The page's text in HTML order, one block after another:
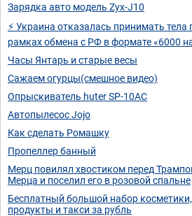
Зарядка авто модель Zyx-J10
⚡ Украина отказалась принимать
рамках обмена с РФ в формате «6000
Часы Янтарь и старые весы
Сажаем огурцы(смешное видео)
Опрыскиватель huter SP-10AC
Автопылесос Jojo
Как сделать Ромашку
Пропеллер банный
Мерц повилял хвостиком перед
Мерца и поселил его в розовой спальне
Бесплатный большой набор
продукты и такси за рубль